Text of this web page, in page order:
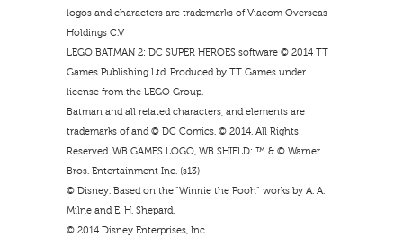
logos and characters are trademarks of Viacom Overseas
Holdings C.V
LEGO BATMAN 2: DC SUPER HEROES software © 2014 TT
Games Publishing Ltd. Produced by TT Games under
license from the LEGO Group.
Batman and all related characters, and elements are
trademarks of and © DC Comics. © 2014. All Rights
Reserved. WB GAMES LOGO, WB SHIELD: ™ & © Warner
Bros. Entertainment Inc. (s13)
© Disney. Based on the “Winnie the Pooh” works by A. A.
Milne and E. H. Shepard.
© 2014 Disney Enterprises, Inc.